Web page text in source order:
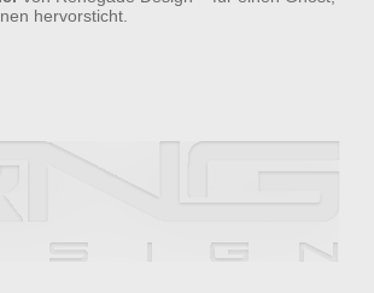
hervorsticht.